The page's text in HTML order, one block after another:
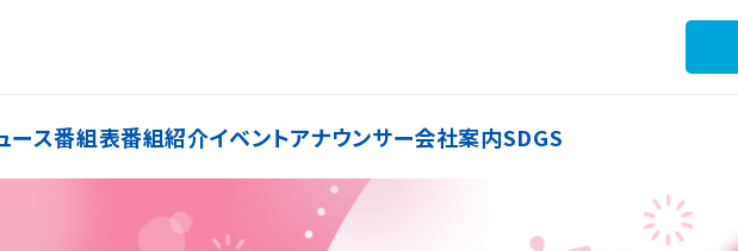
ース番組表番組紹介イベントアナウンサー会社案内SDGS